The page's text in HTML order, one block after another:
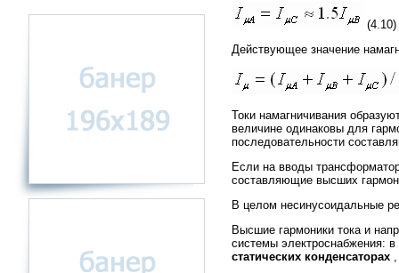
(4.10)
Действующее значение
Токи намагничивания
величине одинаковы для
последовательности
Если на вводы
составляющие высших
В целом несинусоидальные
Высшие гармоники тока и
системы электроснабжения: в
статических конденсаторах